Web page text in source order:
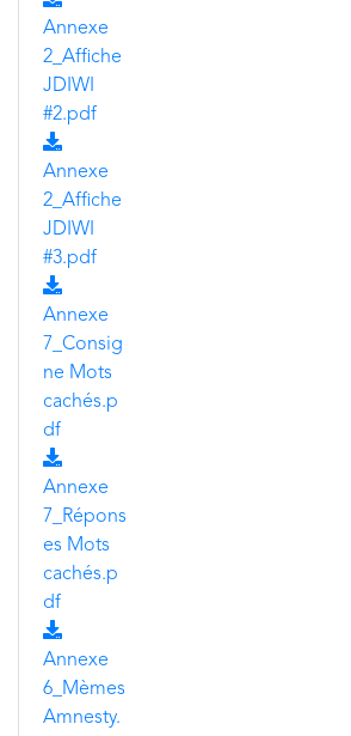
Annexe
2_Affiche
JDIWI
#2.pdf
Annexe
2_Affiche
JDIWI
#3.pdf
Annexe
7_Consig
ne Mots
cachés.p
df
Annexe
7_Répons
es Mots
cachés.p
df
Annexe
6_Mèmes
Amnesty.